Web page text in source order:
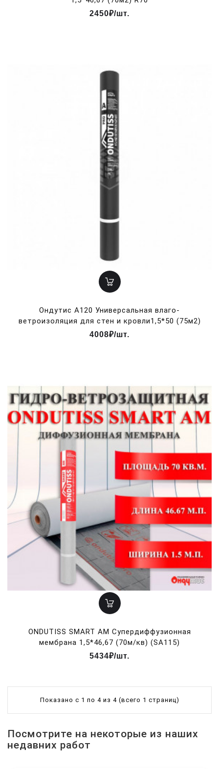
2450₽/шт.
Ондутис А120 Универсальная влаго-
ветроизоляция для стен и кровли1,5*50 (75м2)
4008₽/шт.
ONDUTISS SMART AM Супердиффузионная
мембрана 1,5*46,67 (70м/кв) (SA115)
5434₽/шт.
Показано с 1 по 4 из 4 (всего 1 страниц)
Посмотрите на некоторые из наших
недавних работ